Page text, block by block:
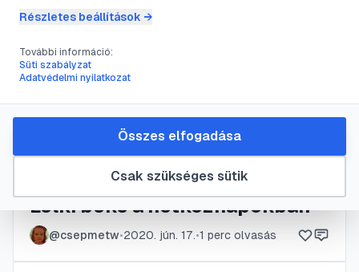
Zarándoklat a magyar El
Caminon
2022. aug. 3.
hétköznap# lelki béke#meditáció
Lelki béke a hétköznapokban
@csepmetw•2020. jún. 17.•1 perc olvasás
Részletes beállítások →
További információ:
Süti szabályzat
Adatvédelmi nyilatkozat
Csak szükséges sütik
Összes elfogadása